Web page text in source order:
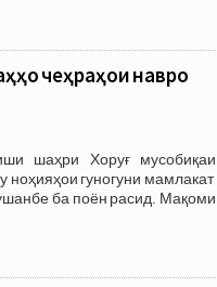
чеҳраҳои навро
шаҳри Хоруғ мусобиқаи
ноҳияҳои гуногуни мамлакат
ба поён расид. Мақоми